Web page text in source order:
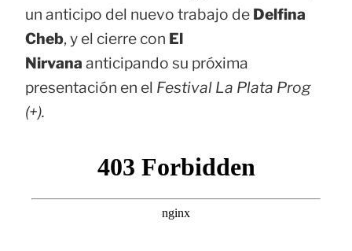
un anticipo del nuevo trabajo de Delfina
Cheb, y el cierre con El
Nirvana anticipando su próxima
presentación en el Festival La Plata Prog
(+).